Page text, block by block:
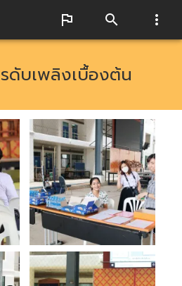
ดับเพลิงเบื้องต้น